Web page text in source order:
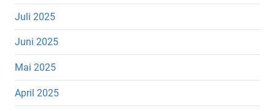
Juli 2025
Juni 2025
Mai 2025
April 2025